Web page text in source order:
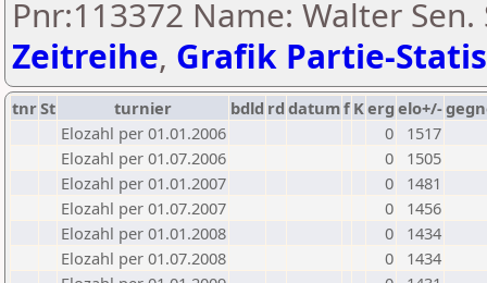
Pnr:113372 Name: Walter Sen.
Zeitreihe, Grafik Partie-
tnrSt turnier bdld rd datumf Kerg elo+/-
Elozahl per 01.01.2006
0
1517
Elozahl per 01.07.2006
0
1505
Elozahl per 01.01.2007
0
1481
Elozahl per 01.07.2007
0
1456
Elozahl per 01.01.2008
0
1434
Elozahl per 01.07.2008
0
1434